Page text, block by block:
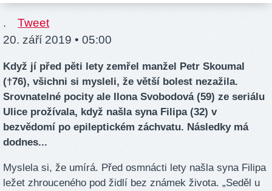
.
Tweet
20. září 2019 • 05:00
Když jí před pěti lety zemřel manžel Petr Skoumal
(†76), všichni si mysleli, že větší bolest nezažila.
Srovnatelné pocity ale Ilona Svobodová (59) ze seriálu
Ulice prožívala, když našla syna Filipa (32) v
bezvědomí po epileptickém záchvatu. Následky má
dodnes...
Myslela si, že umírá. Před osmnácti lety našla syna Filipa
ležet zhrouceného pod židlí bez známek života. „Seděl u